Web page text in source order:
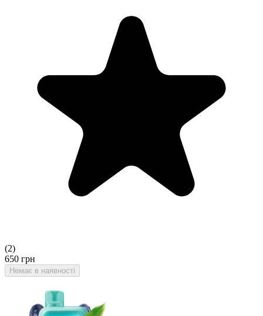
(2)
650 грн
Немає в наявності